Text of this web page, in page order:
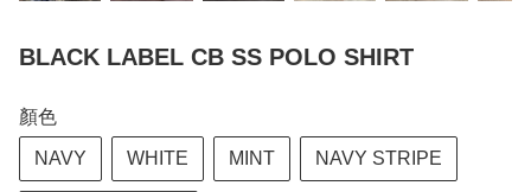
BLACK LABEL CB SS POLO SHIRT
顏色
NAVY WHITE MINT NAVY STRIPE